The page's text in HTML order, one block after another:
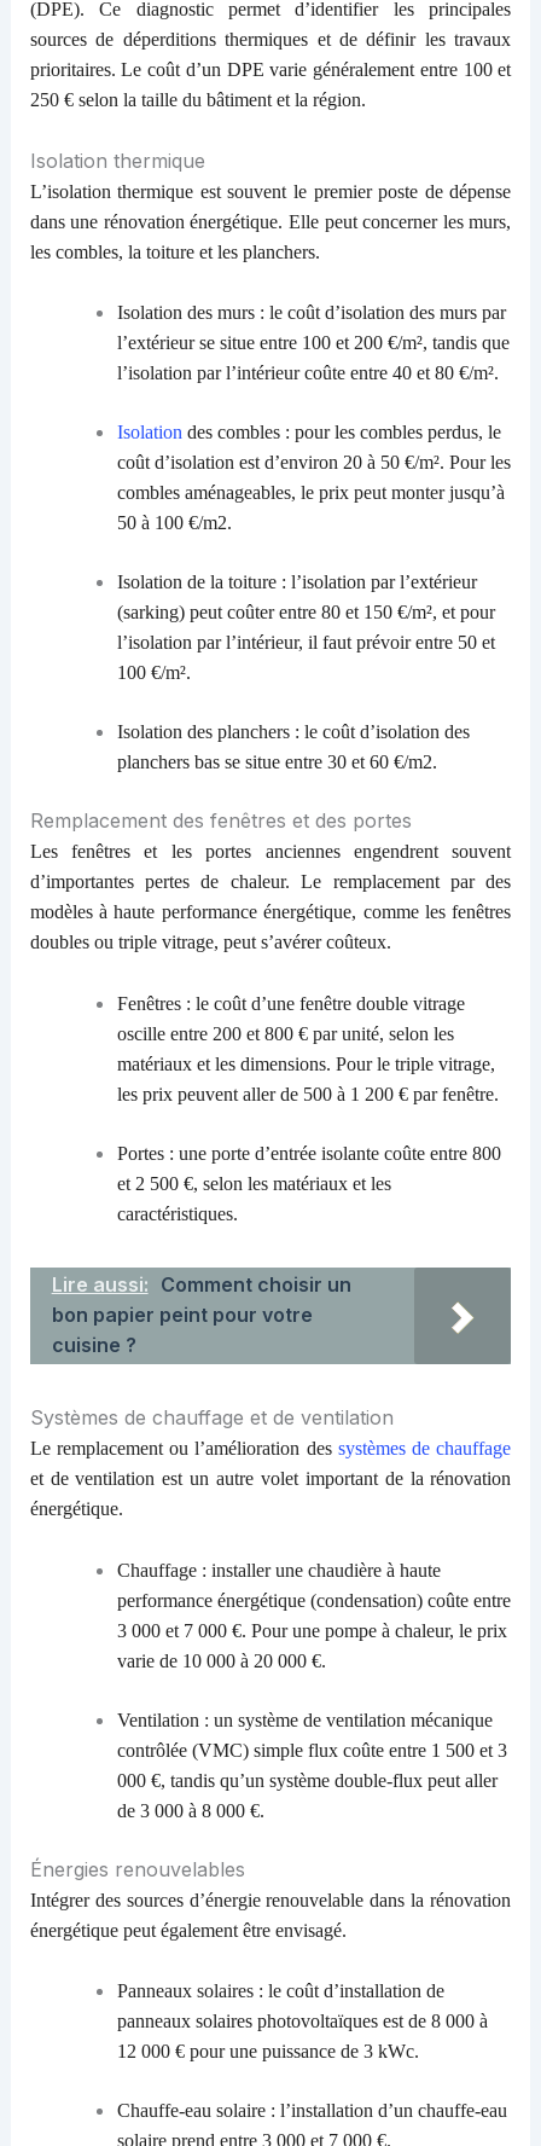
(DPE). Ce diagnostic permet d’identifier les principales
sources de déperditions thermiques et de définir les travaux
prioritaires. Le coût d’un DPE varie généralement entre 100 et
250 € selon la taille du bâtiment et la région.
Isolation thermique
L’isolation thermique est souvent le premier poste de dépense
dans une rénovation énergétique. Elle peut concerner les murs,
les combles, la toiture et les planchers.
Isolation des murs : le coût d’isolation des murs par
l’extérieur se situe entre 100 et 200 €/m², tandis que
l’isolation par l’intérieur coûte entre 40 et 80 €/m².
Isolationdes combles : pour les combles perdus, le
coût d’isolation est d’environ 20 à 50 €/m². Pour les
combles aménageables, le prix peut monter jusqu’à
50 à 100 €/m2.
Isolation de la toiture : l’isolation par l’extérieur
(sarking) peut coûter entre 80 et 150 €/m², et pour
l’isolation par l’intérieur, il faut prévoir entre 50 et
100 €/m².
Isolation des planchers : le coût d’isolation des
planchers bas se situe entre 30 et 60 €/m2.
Remplacement des fenêtres et des portes
Les fenêtres et les portes anciennes engendrent souvent
d’importantes pertes de chaleur. Le remplacement par des
modèles à haute performance énergétique, comme les fenêtres
doubles ou triple vitrage, peut s’avérer coûteux.
Fenêtres : le coût d’une fenêtre double vitrage
oscille entre 200 et 800 € par unité, selon les
matériaux et les dimensions. Pour le triple vitrage,
les prix peuvent aller de 500 à 1 200 € par fenêtre.
Portes : une porte d’entrée isolante coûte entre 800
et 2 500 €, selon les matériaux et les
caractéristiques.
Lire aussi: Comment choisir un
bon papier peint pour votre
cuisine ?
Systèmes de chauffage et de ventilation
Le remplacement ou l’amélioration des systèmes de chauffage
et de ventilation est un autre volet important de la rénovation
énergétique.
Chauffage : installer une chaudière à haute
performance énergétique (condensation) coûte entre
3 000 et 7 000 €. Pour une pompe à chaleur, le prix
varie de 10 000 à 20 000 €.
Ventilation : un système de ventilation mécanique
contrôlée (VMC) simple flux coûte entre 1 500 et 3
000 €, tandis qu’un système double-flux peut aller
de 3 000 à 8 000 €.
Énergies renouvelables
Intégrer des sources d’énergie renouvelable dans la rénovation
énergétique peut également être envisagé.
Panneaux solaires : le coût d’installation de
panneaux solaires photovoltaïques est de 8 000 à
12 000 € pour une puissance de 3 kWc.
Chauffe-eau solaire : l’installation d’un chauffe-eau
solaire prend entre 3 000 et 7 000 €.